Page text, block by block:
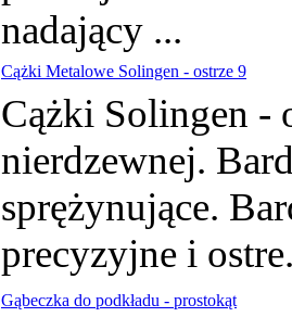
nadający ...
Cążki Metalowe Solingen - ostrze 9
Cążki Solingen -
nierdzewnej.
sprężynujące.
precyzyjne i
Gąbeczka do podkładu - prostokąt